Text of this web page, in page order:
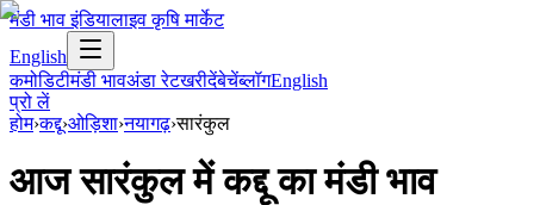
मंडी भाव इंडियालाइव कृषि मार्केट
English
कमोडिटीमंडी भावअंडा रेटखरीदेंबेचेंब्लॉगEnglish
प्रो लें
होम›कद्दू›ओड़िशा›नयागढ़›सारंकुल
आजसारंकुलमेंकद्दूका मंडी भाव